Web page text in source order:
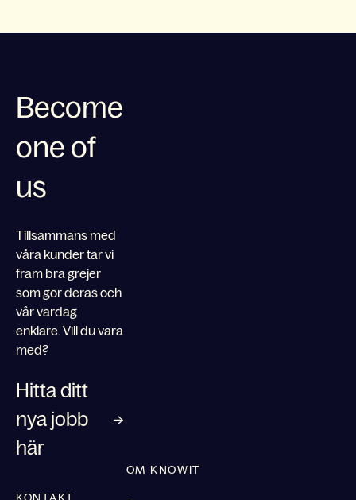
Become
one of
us
Tillsammans med
våra kunder tar vi
fram bra grejer
som gör deras och
vår vardag
enklare. Vill du vara
med?
Hitta ditt
nya jobb
här
OM KNOWIT